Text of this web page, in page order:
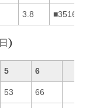
3.8 ■351624
)
5 6
53 66